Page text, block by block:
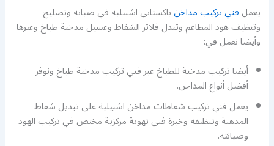
يعملفني تركيب مداخنباكستاني اشبيلية في صيانة وتصليح
وتنظيف هود المطاعم وتبدل فلاتر الشفاط وغسيل مدخنة طباخ وغيرها
وأيضا نعمل في:
أيضا تركيب مدخنة للطباخ عبر فني تركيب مدخنة طباخ ونوفر
أفضل أنواع المداخن.
يعمل فني تركيب شفاطات مداخن اشبيلية على تبديل شفاط
المدهنة وتنظيفه وخبرة فني تهوية مركزية مختص في تركيب الهود
وصيانته.